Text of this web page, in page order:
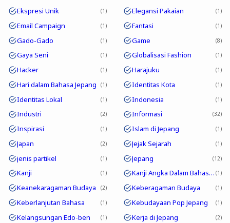
Ekspresi Unik 1 Elegansi Pakaian 1
Email Campaign 1 Fantasi 1
Gado-Gado 1 Game 8
Gaya Seni 1 Globalisasi Fashion 1
Hacker 1 Harajuku 1
Hari dalam Bahasa Jepang 1 Identitas Kota 1
Identitas Lokal 1 Indonesia 1
Industri 2 Informasi 32
Inspirasi 1 Islam di Jepang 1
Japan 2 Jejak Sejarah 1
jenis partikel 1 Jepang 12
Kanji 1 Kanji Angka Dalam Bahasa Jepang 1
Keanekaragaman Budaya 2 Keberagaman Budaya 1
Keberlanjutan Bahasa 1 Kebudayaan Pop Jepang 1
Kelangsungan Edo-ben 1 Kerja di Jepang 2